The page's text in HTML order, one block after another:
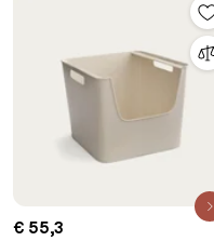
€ 55,3